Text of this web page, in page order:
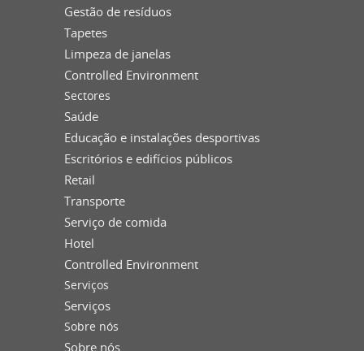
Gestão de resíduos
Tapetes
Limpeza de janelas
Controlled Environment
Sectores
Saúde
Educação e instalações desportivas
Escritórios e edifícios públicos
Retail
Transporte
Serviço de comida
Hotel
Controlled Environment
Serviços
Serviços
Sobre nós
Sobre nós